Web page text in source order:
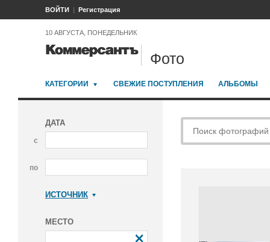
ВОЙТИ Регистрация
10 АВГУСТА, ПОНЕДЕЛЬНИК
Фото
КАТЕГОРИИ СВЕЖИЕ ПОСТУПЛЕНИЯ АЛЬБОМЫ
ДАТА
с
по
ИСТОЧНИК
МЕСТО